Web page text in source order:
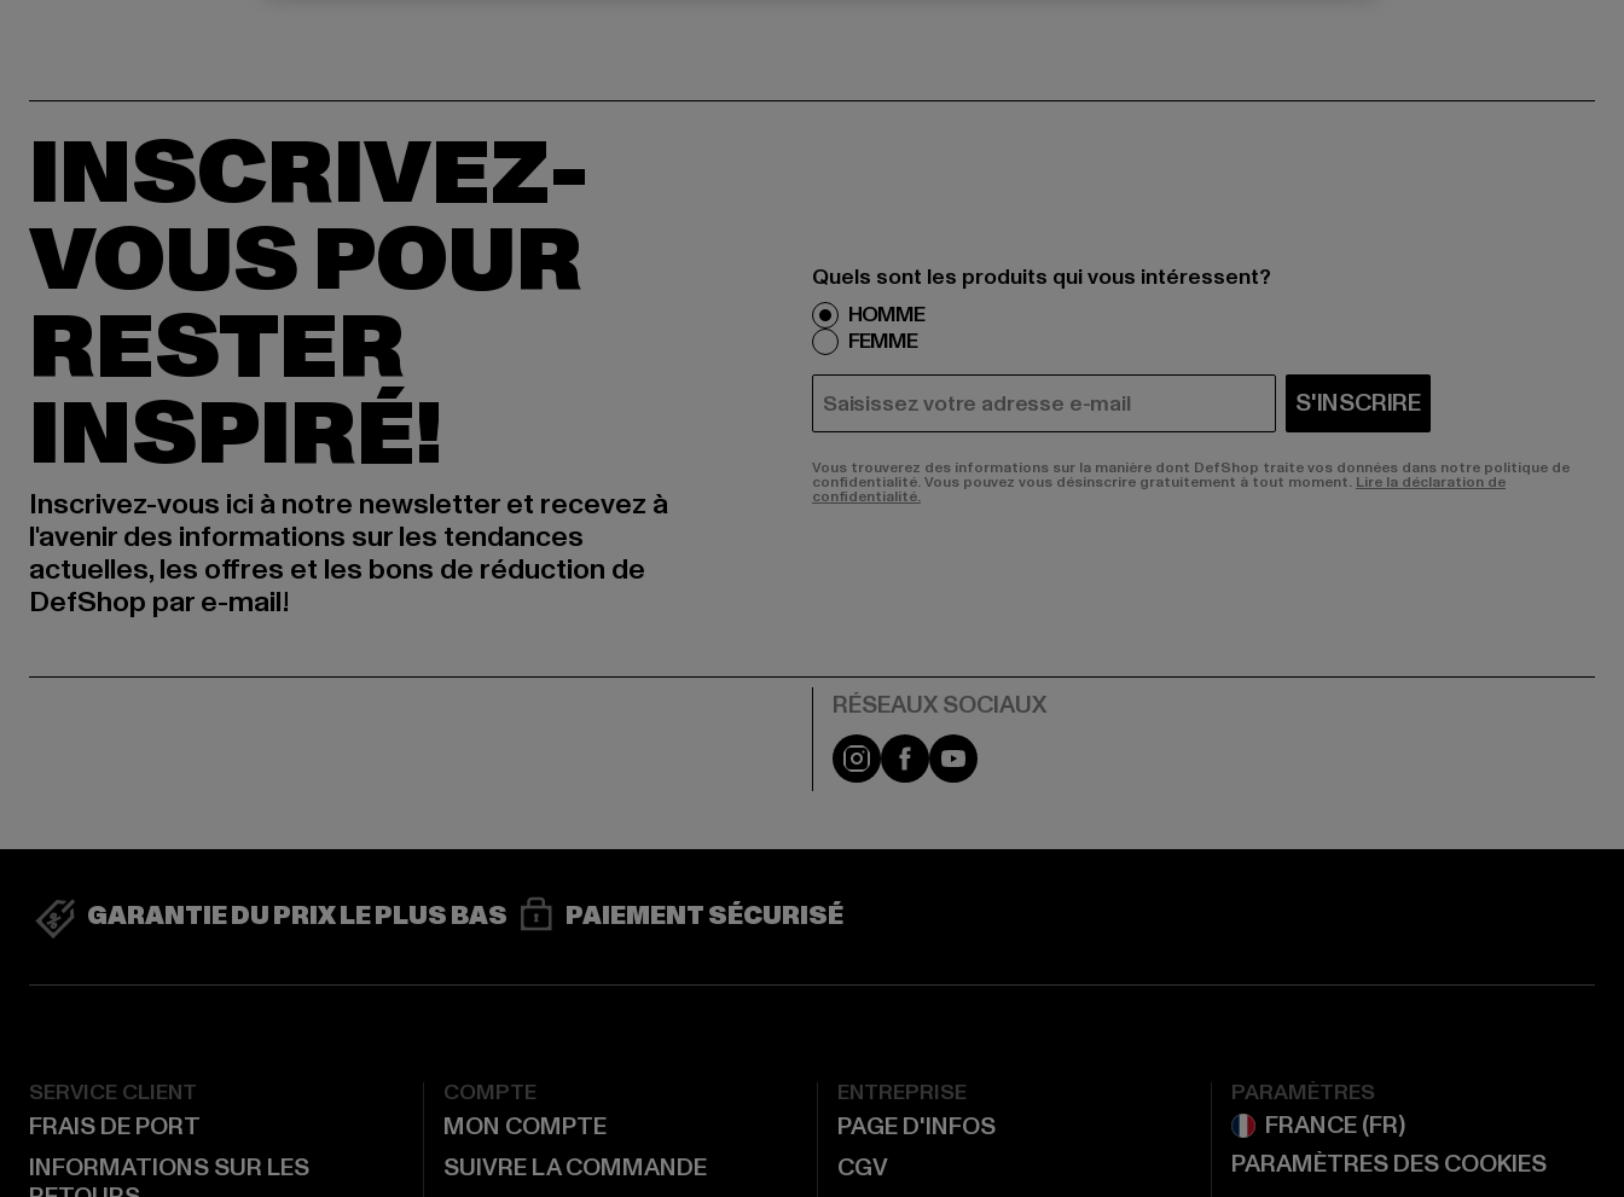
INSCRIVEZ-
VOUS POUR
RESTER
INSPIRÉ!
Inscrivez-vous ici à notre newsletter et recevez à
l'avenir des informations sur les tendances
actuelles, les offres et les bons de réduction de
DefShop par e-mail!
Quels sont les produits qui vous intéressent?
HOMME
FEMME
COURRIEL S'INSCRIRE
Vous trouverez des informations sur la manière dont DefShop traite vos données dans notre politique de
confidentialité. Vous pouvez vous désinscrire gratuitement à tout moment. Lire la déclaration de
confidentialité.
Visit our Instagram page:
Visit our Facebook page:
Visit our YouTube channel:
GARANTIE DU PRIX LE PLUS BAS PAIEMENT SÉCURISÉ
SERVICE CLIENT
FRAIS DE PORT
INFORMATIONS SUR LES
COMPTE
MON COMPTE
SUIVRE LA COMMANDE
ENTREPRISE
PAGE D'INFOS
CGV
PARAMÈTRES
PARAMÈTRES DES COOKIES